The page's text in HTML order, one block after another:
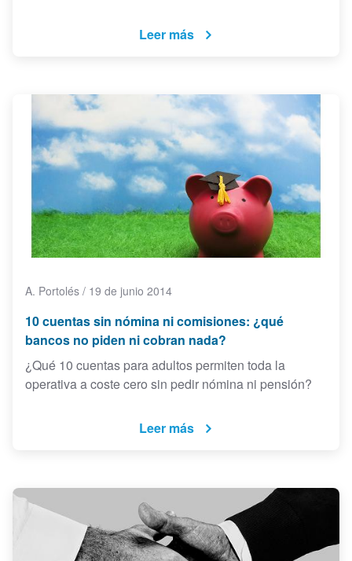
Leer más
A. Portolés / 19 de junio 2014
10 cuentas sin nómina ni comisiones: ¿qué
bancos no piden ni cobran nada?
¿Qué 10 cuentas para adultos permiten toda la
operativa a coste cero sin pedir nómina ni pensión?
Leer más